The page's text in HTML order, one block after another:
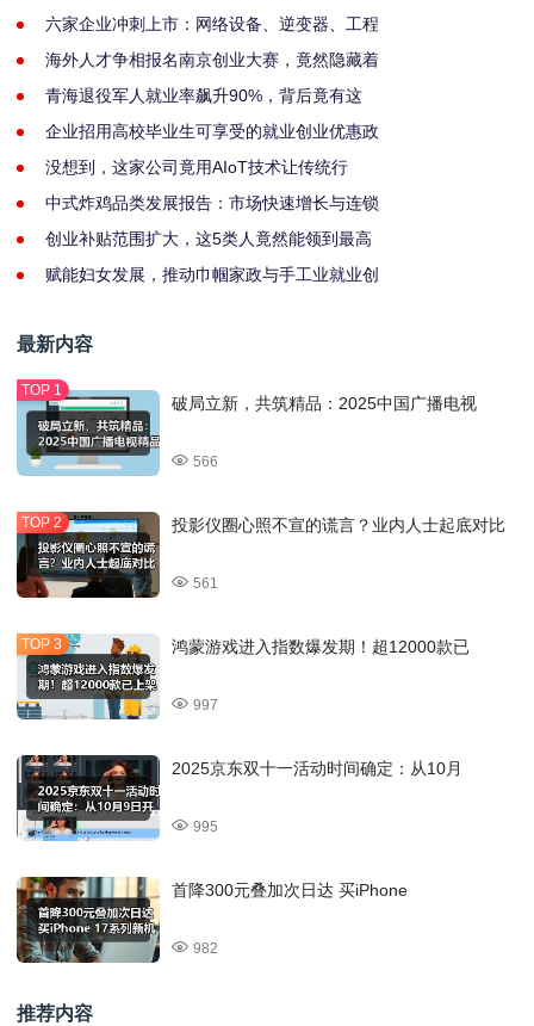
六家企业冲刺上市：网络设备、逆变器、工程
海外人才争相报名南京创业大赛，竟然隐藏着
青海退役军人就业率飙升90%，背后竟有这
企业招用高校毕业生可享受的就业创业优惠政
没想到，这家公司竟用AIoT技术让传统行
中式炸鸡品类发展报告：市场快速增长与连锁
创业补贴范围扩大，这5类人竟然能领到最高
赋能妇女发展，推动巾帼家政与手工业就业创
最新内容
破局立新，共筑精品：2025中国广播电视
566
投影仪圈心照不宣的谎言？业内人士起底对比
561
鸿蒙游戏进入指数爆发期！超12000款已
997
2025京东双十一活动时间确定：从10月
995
首降300元叠加次日达 买iPhone
982
推荐内容